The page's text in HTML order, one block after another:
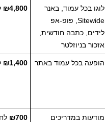
לוגו בכל עמוד, באנר
Sitewide, פופ-אפ
לידים, כתבה חודשית,
אזכור בניוזלטר
₪4,800
הופעה בכל עמוד באתר ₪1,400
מודעות במדריכים
₪700